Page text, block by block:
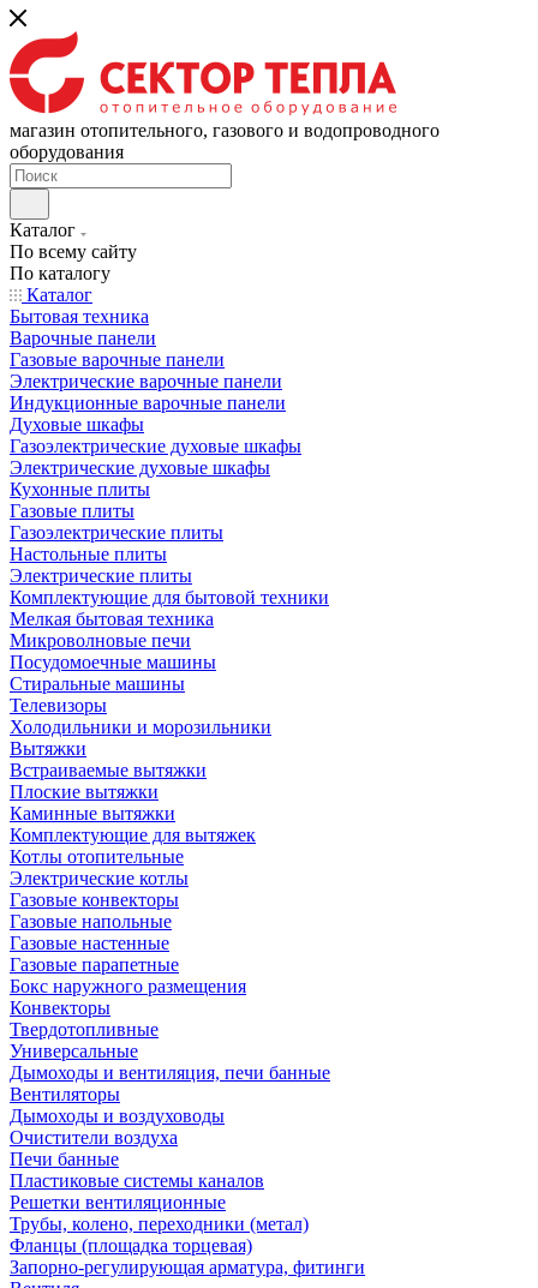
магазин отопительного, газового и водопроводного
оборудования
Каталог
По всему сайту
По каталогу
Каталог
Бытовая техника
Варочные панели
Газовые варочные панели
Электрические варочные панели
Индукционные варочные панели
Духовые шкафы
Газоэлектрические духовые шкафы
Электрические духовые шкафы
Кухонные плиты
Газовые плиты
Газоэлектрические плиты
Настольные плиты
Электрические плиты
Комплектующие для бытовой техники
Мелкая бытовая техника
Микроволновые печи
Посудомоечные машины
Стиральные машины
Телевизоры
Холодильники и морозильники
Вытяжки
Встраиваемые вытяжки
Плоские вытяжки
Каминные вытяжки
Комплектующие для вытяжек
Котлы отопительные
Электрические котлы
Газовые конвекторы
Газовые напольные
Газовые настенные
Газовые парапетные
Бокс наружного размещения
Конвекторы
Твердотопливные
Универсальные
Дымоходы и вентиляция, печи банные
Вентиляторы
Дымоходы и воздуховоды
Очистители воздуха
Печи банные
Пластиковые системы каналов
Решетки вентиляционные
Трубы, колено, переходники (метал)
Фланцы (площадка торцевая)
Запорно-регулирующая арматура, фитинги